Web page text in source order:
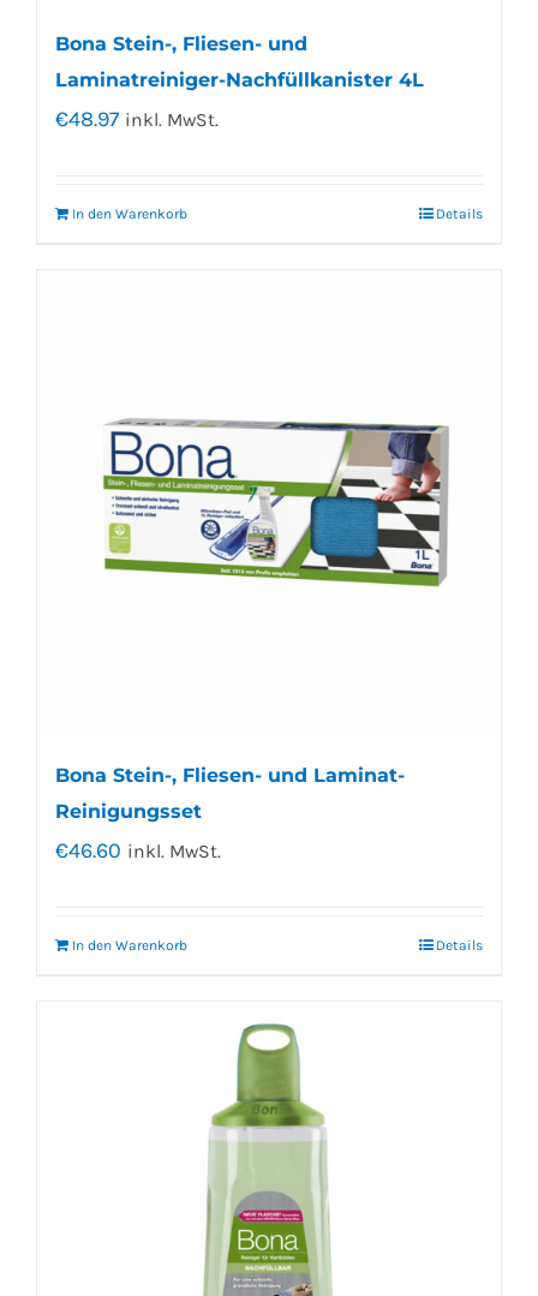
Bona Stein-, Fliesen- und
Laminatreiniger-Nachfüllkanister 4L
€48.97 inkl. MwSt.
In den Warenkorb Details
Bona Stein-, Fliesen- und Laminat-
Reinigungsset
€46.60 inkl. MwSt.
In den Warenkorb Details